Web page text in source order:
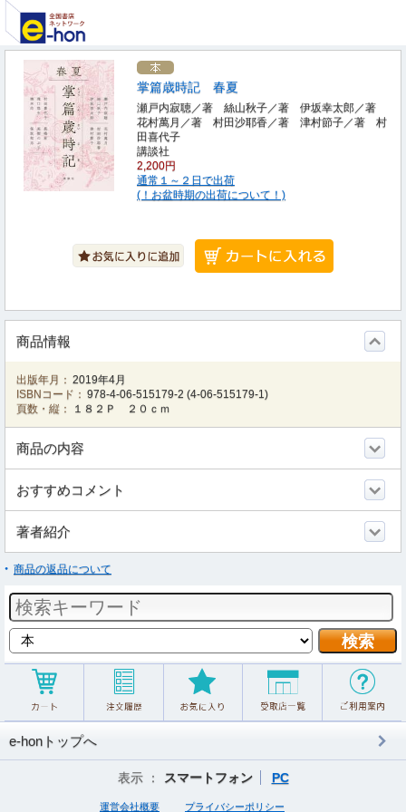
掌篇歳時記 春夏
瀬戸内寂聴／著 絲山秋子／著 伊坂幸太郎／著
花村萬月／著 村田沙耶香／著 津村節子／著 村
田喜代子
講談社
2,200円
通常１～２日で出荷
(！お盆時期の出荷について！)
商品情報
出版年月： 2019年4月
ISBNコード： 978-4-06-515179-2 (4-06-515179-1)
頁数・縦：
１８２Ｐ ２０ｃｍ
商品の内容
おすすめコメント
著者紹介
商品の返品について
e-honトップへ
表示 ： スマートフォン PC
運営会社概要 プライバシーポリシー